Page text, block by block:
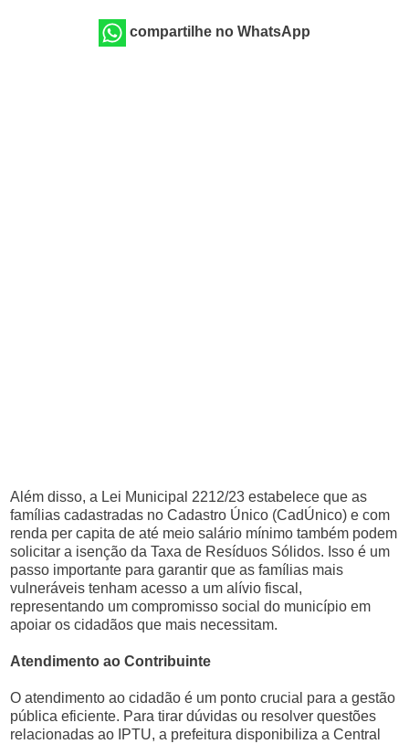
compartilhe no WhatsApp
Além disso, a Lei Municipal 2212/23 estabelece que as
famílias cadastradas no Cadastro Único (CadÚnico) e com
renda per capita de até meio salário mínimo também podem
solicitar a isenção da Taxa de Resíduos Sólidos. Isso é um
passo importante para garantir que as famílias mais
vulneráveis tenham acesso a um alívio fiscal,
representando um compromisso social do município em
apoiar os cidadãos que mais necessitam.
Atendimento ao Contribuinte
O atendimento ao cidadão é um ponto crucial para a gestão
pública eficiente. Para tirar dúvidas ou resolver questões
relacionadas ao IPTU, a prefeitura disponibiliza a Central